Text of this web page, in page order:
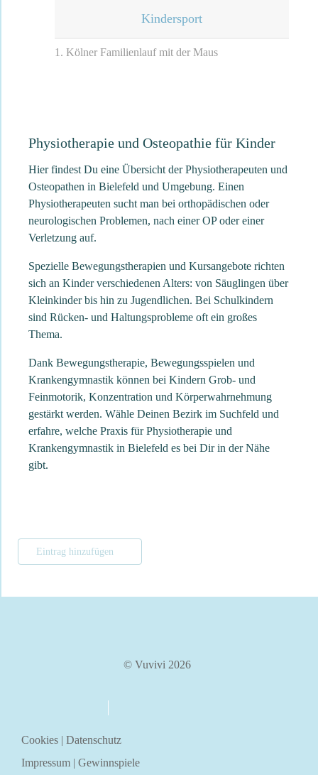
Kindersport
1. Kölner Familienlauf mit der Maus
Physiotherapie und Osteopathie für Kinder
Hier findest Du eine Übersicht der Physiotherapeuten und
Osteopathen in Bielefeld und Umgebung. Einen
Physiotherapeuten sucht man bei orthopädischen oder
neurologischen Problemen, nach einer OP oder einer
Verletzung auf.
Spezielle Bewegungstherapien und Kursangebote richten
sich an Kinder verschiedenen Alters: von Säuglingen über
Kleinkinder bis hin zu Jugendlichen. Bei Schulkindern
sind Rücken- und Haltungsprobleme oft ein großes
Thema.
Dank Bewegungstherapie, Bewegungsspielen und
Krankengymnastik können bei Kindern Grob- und
Feinmotorik, Konzentration und Körperwahrnehmung
gestärkt werden. Wähle Deinen Bezirk im Suchfeld und
erfahre, welche Praxis für Physiotherapie und
Krankengymnastik in Bielefeld es bei Dir in der Nähe
gibt.
Eintrag hinzufügen
© Vuvivi 2026
Cookies | Datenschutz
Impressum | Gewinnspiele